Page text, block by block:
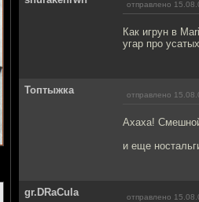
отправлено
Как игрун в
угар про
Топтыжка отправлено
Ахаха!
и еще
gr.DRaCula отправлено